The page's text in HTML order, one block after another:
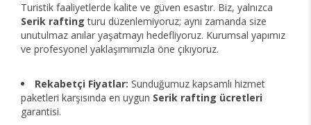
Turistik faaliyetlerde kalite ve güven esastır. Biz, yalnızca
Serik rafting turu düzenlemiyoruz; aynı zamanda size
unutulmaz anılar yaşatmayı hedefliyoruz. Kurumsal yapımız
ve profesyonel yaklaşımımızla öne çıkıyoruz.
Rekabetçi Fiyatlar: Sunduğumuz kapsamlı hizmet
paketleri karşısında en uygun Serik rafting ücretleri
garantisi.